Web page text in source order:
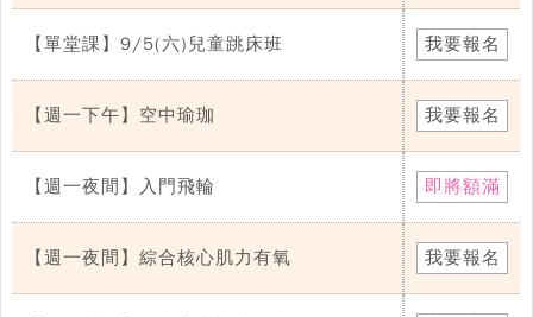
【單堂課】9/5(六)兒童跳床班 我要報名
【週一下午】空中瑜珈 我要報名
【週一夜間】入門飛輪 即將額滿
【週一夜間】綜合核心肌力有氧 我要報名